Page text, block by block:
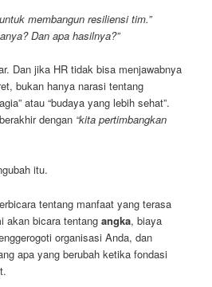
membangun resiliensi tim.”
Dan apa hasilnya?”
Dan jika HR tidak bisa menjawabnya
bukan hanya narasi tentang
atau “budaya yang lebih sehat”.
dengan “kita pertimbangkan
itu.
tentang manfaat yang terasa
akan bicara tentangangka, biaya
organisasi Anda, dan
apa yang berubah ketika fondasi